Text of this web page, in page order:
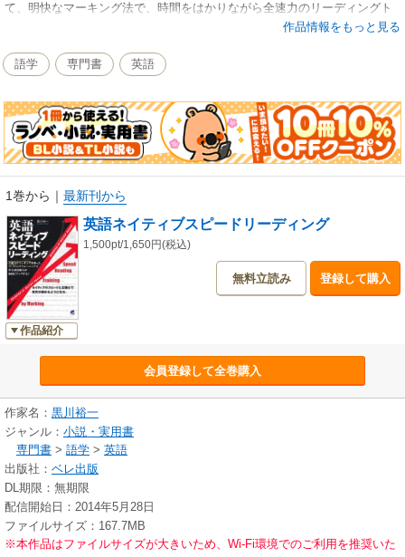
て、明快なマーキング法で、時間をはかりながら全速力のリーディングト
レーニングを行うことで、ネイティブスピードで英文を読むことが可能に
成長を確認しやすい、とても有効な学習法です。
作品情報をもっと見る
語学 専門書 英語
1巻から ｜ 最新刊から
作品紹介
英語ネイティブスピードリーディング
1,500pt/1,650円(税込)
無料立読み 登録して購入
会員登録して全巻購入
作家名： 黒川裕一
ジャンル： 小説・実用書
専門書 > 語学 > 英語
出版社： ベレ出版
DL期限：無期限
配信開始日：2014年5月28日
ファイルサイズ：167.7MB
※本作品はファイルサイズが大きいため、Wi-Fi環境でのご利用を推奨いた